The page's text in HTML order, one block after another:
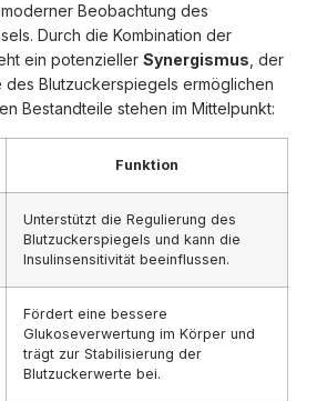
Beobachtung des
Durch die Kombination der
ein potenzieller Synergismus , der
des Blutzuckerspiegels ermöglichen
Bestandteile stehen im Mittelpunkt:
Funktion
Unterstützt die Regulierung des
Blutzuckerspiegels und kann die
Insulinsensitivität beeinflussen.
Fördert eine bessere
Glukoseverwertung im Körper und
trägt zur Stabilisierung der
Blutzuckerwerte bei.